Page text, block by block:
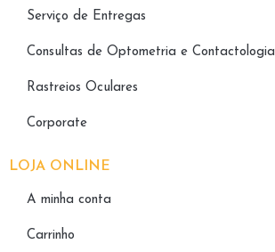
Serviço de Entregas
Consultas de Optometria e Contactologia​
Rastreios Oculares
Corporate
LOJA ONLINE
A minha conta
Carrinho